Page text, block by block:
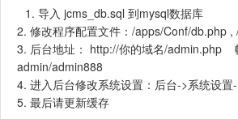
1. 导入 jcms_db.sql 到mysql数据库
2. 修改程序配置文件：/apps/Conf/db.php
3. 后台地址： http://你的域名/admin.php
admin/admin888
4. 进入后台修改系统设置：后台->系统设置
5. 最后请更新缓存